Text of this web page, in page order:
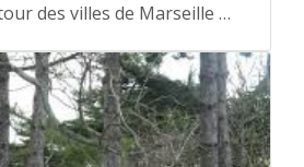
des villes de Marseille …